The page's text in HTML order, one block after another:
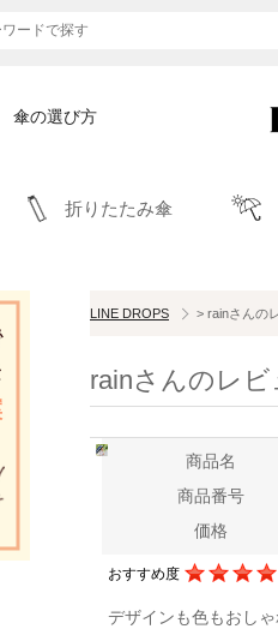
傘の選び方
折りたたみ傘
LINE DROPS > rainさんの
rainさんのレビ
商品名
商品番号
価格
おすすめ度
デザインも色もおし